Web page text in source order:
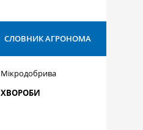
СЛОВНИК АГРОНОМА
Мікродобрива
ХВОРОБИ